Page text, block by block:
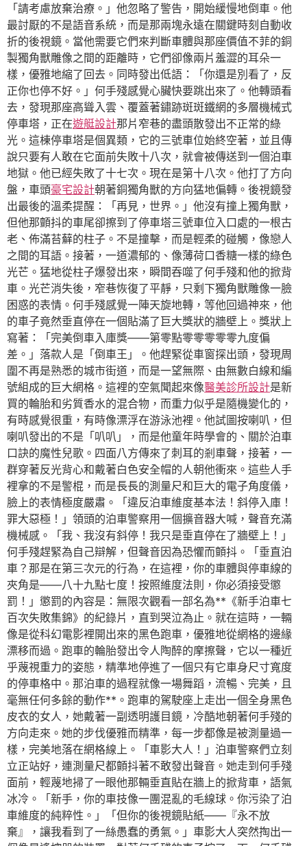
「請考慮放棄治療。」他忽略了警告，開始緩慢地倒車。他
最討厭的不是語音系統，而是那兩塊永遠在關鍵時刻自動收
折的後視鏡。當他需要它們來判斷車體與那座價值不菲的銅
製獨角獸雕像之間的距離時，它們卻像兩片羞澀的耳朵一
樣，優雅地縮了回去。同時發出低語：「你還是別看了，反
正你也停不好。」何手殘感覺心臟快要跳出來了。他轉頭看
去，發現那座高聳入雲、覆蓋著鏽跡斑斑鐵網的多層機械式
停車塔，正在遊艇設計那片窄巷的盡頭散發出不正常的綠
光。這棟停車塔是個異類，它的三號車位始終空著，並且傳
說只要有人敢在它面前失敗十八次，就會被傳送到一個泊車
地獄。他已經失敗了十七次。現在是第十八次。他打了方向
盤，車頭豪宅設計朝著銅獨角獸的方向猛地偏轉。後視鏡發
出最後的溫柔提醒：「再見，世界。」他沒有撞上獨角獸，
但他那顫抖的車尾卻擦到了停車塔三號車位入口處的一根古
老、佈滿苔蘚的柱子。不是撞擊，而是輕柔的碰觸，像戀人
之間的耳語。接著，一道濃郁的、像薄荷口香糖一樣的綠色
光芒。猛地從柱子爆發出來，瞬間吞噬了何手殘和他的掀背
車。光芒消失後，窄巷恢復了平靜，只剩下獨角獸雕像一臉
困惑的表情。何手殘感覺一陣天旋地轉，等他回過神來，他
的車子竟然垂直停在一個貼滿了巨大獎狀的牆壁上。獎狀上
寫著：「完美倒車入庫獎——第零點零零零零零九度偏
差。」落款人是「倒車王」。他趕緊從車窗探出頭，發現周
圍不再是熟悉的城市街道，而是一望無際、由無數白線和編
號組成的巨大網格。這裡的空氣聞起來像醫美診所設計是新
買的輪胎和劣質香水的混合物，而重力似乎是隨機變化的，
有時感覺很重，有時像漂浮在游泳池裡。他試圖按喇叭，但
喇叭發出的不是「叭叭」，而是他童年時學會的、關於泊車
口訣的魔性兒歌。四面八方傳來了刺耳的剎車聲，接著，一
群穿著反光背心和戴著白色安全帽的人朝他衝來。這些人手
裡拿的不是警棍，而是長長的測量尺和巨大的電子角度儀，
臉上的表情極度嚴肅。「違反泊車維度基本法！斜停入庫！
罪大惡極！」領頭的泊車警察用一個擴音器大喊，聲音充滿
機械感。「我、我沒有斜停！我只是垂直停在了牆壁上！」
何手殘趕緊為自己辯解，但聲音因為恐懼而顫抖。「垂直泊
車？那是在第三次元的行為，在這裡，你的車體與停車線的
夾角是——八十九點七度！按照維度法則，你必須接受懲
罰！」懲罰的內容是：無限次觀看一部名為**《新手泊車七
百次失敗集錦》的紀錄片，直到哭泣為止。就在這時，一輛
像是從科幻電影裡開出來的黑色跑車，優雅地從網格的邊緣
漂移而過。跑車的輪胎發出令人陶醉的摩擦聲，它以一種近
乎蔑視重力的姿態，精準地停進了一個只有它車身尺寸寬度
的停車格中。那泊車的過程就像一場舞蹈，流暢、完美，且
毫無任何多餘的動作**。跑車的駕駛座上走出一個全身黑色
皮衣的女人，她戴著一副透明護目鏡，冷酷地朝著何手殘的
方向走來。她的步伐優雅而精準，每一步都像是被測量過一
樣，完美地落在網格線上。「車影大人！」泊車警察們立刻
立正站好，連測量尺都顫抖著不敢發出聲音。她走到何手殘
面前，輕蔑地掃了一眼他那輛垂直貼在牆上的掀背車，語氣
冰冷。「新手，你的車技像一團混亂的毛線球。你污染了泊
車維度的純粹性。」「但你的後視鏡貼紙——『永不放
棄』，讓我看到了一絲愚蠢的勇氣。」車影大人突然掏出一